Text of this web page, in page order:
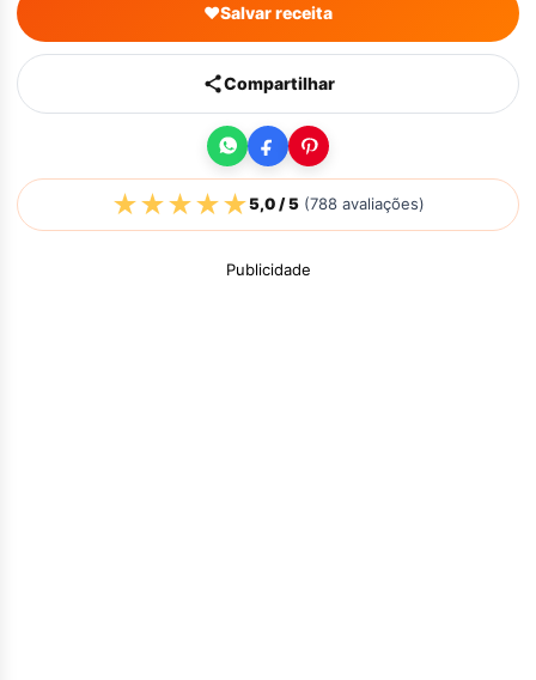
♥Salvar receita
Compartilhar
★★★★★5,0/ 5 (788 avaliações)
Publicidade